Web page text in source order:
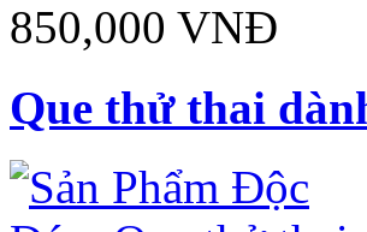
850,000 VNĐ
Que thử thai